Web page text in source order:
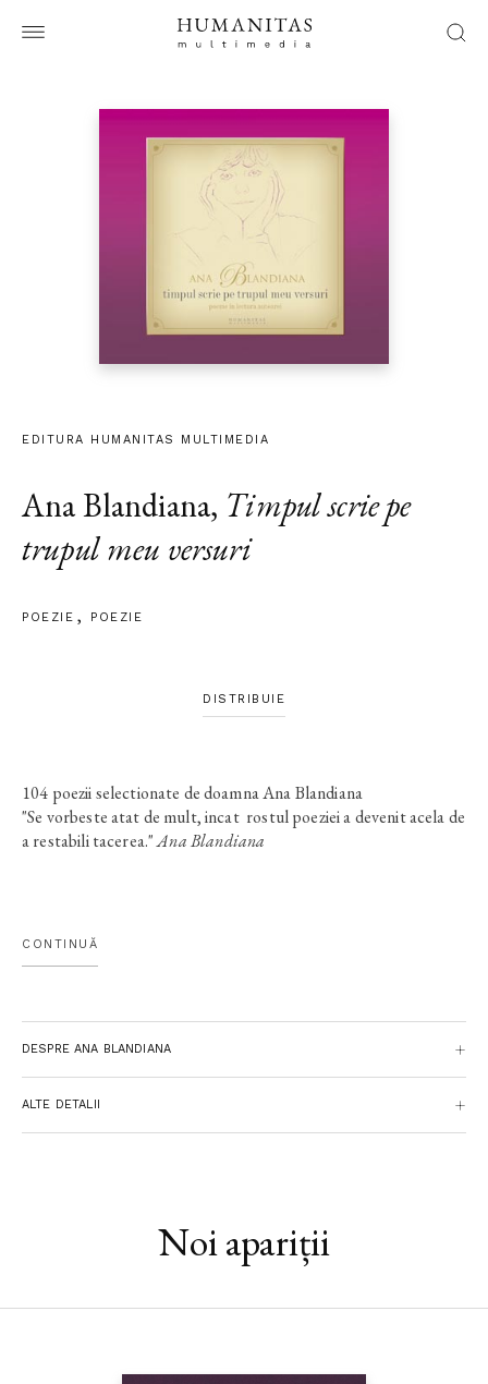
EDITURA HUMANITAS MULTIMEDIA
Ana Blandiana, Timpul scrie pe
trupul meu versuri
POEZIE POEZIE
DISTRIBUIE
104 poezii selectionate de doamna Ana Blandiana
"Se vorbeste atat de mult, incat rostul poeziei a devenit acela de
a restabili tacerea."Ana Blandiana
si din pasari
CONTINUĂ
DESPRE ANA BLANDIANA
ALTE DETALII
Noi apariții